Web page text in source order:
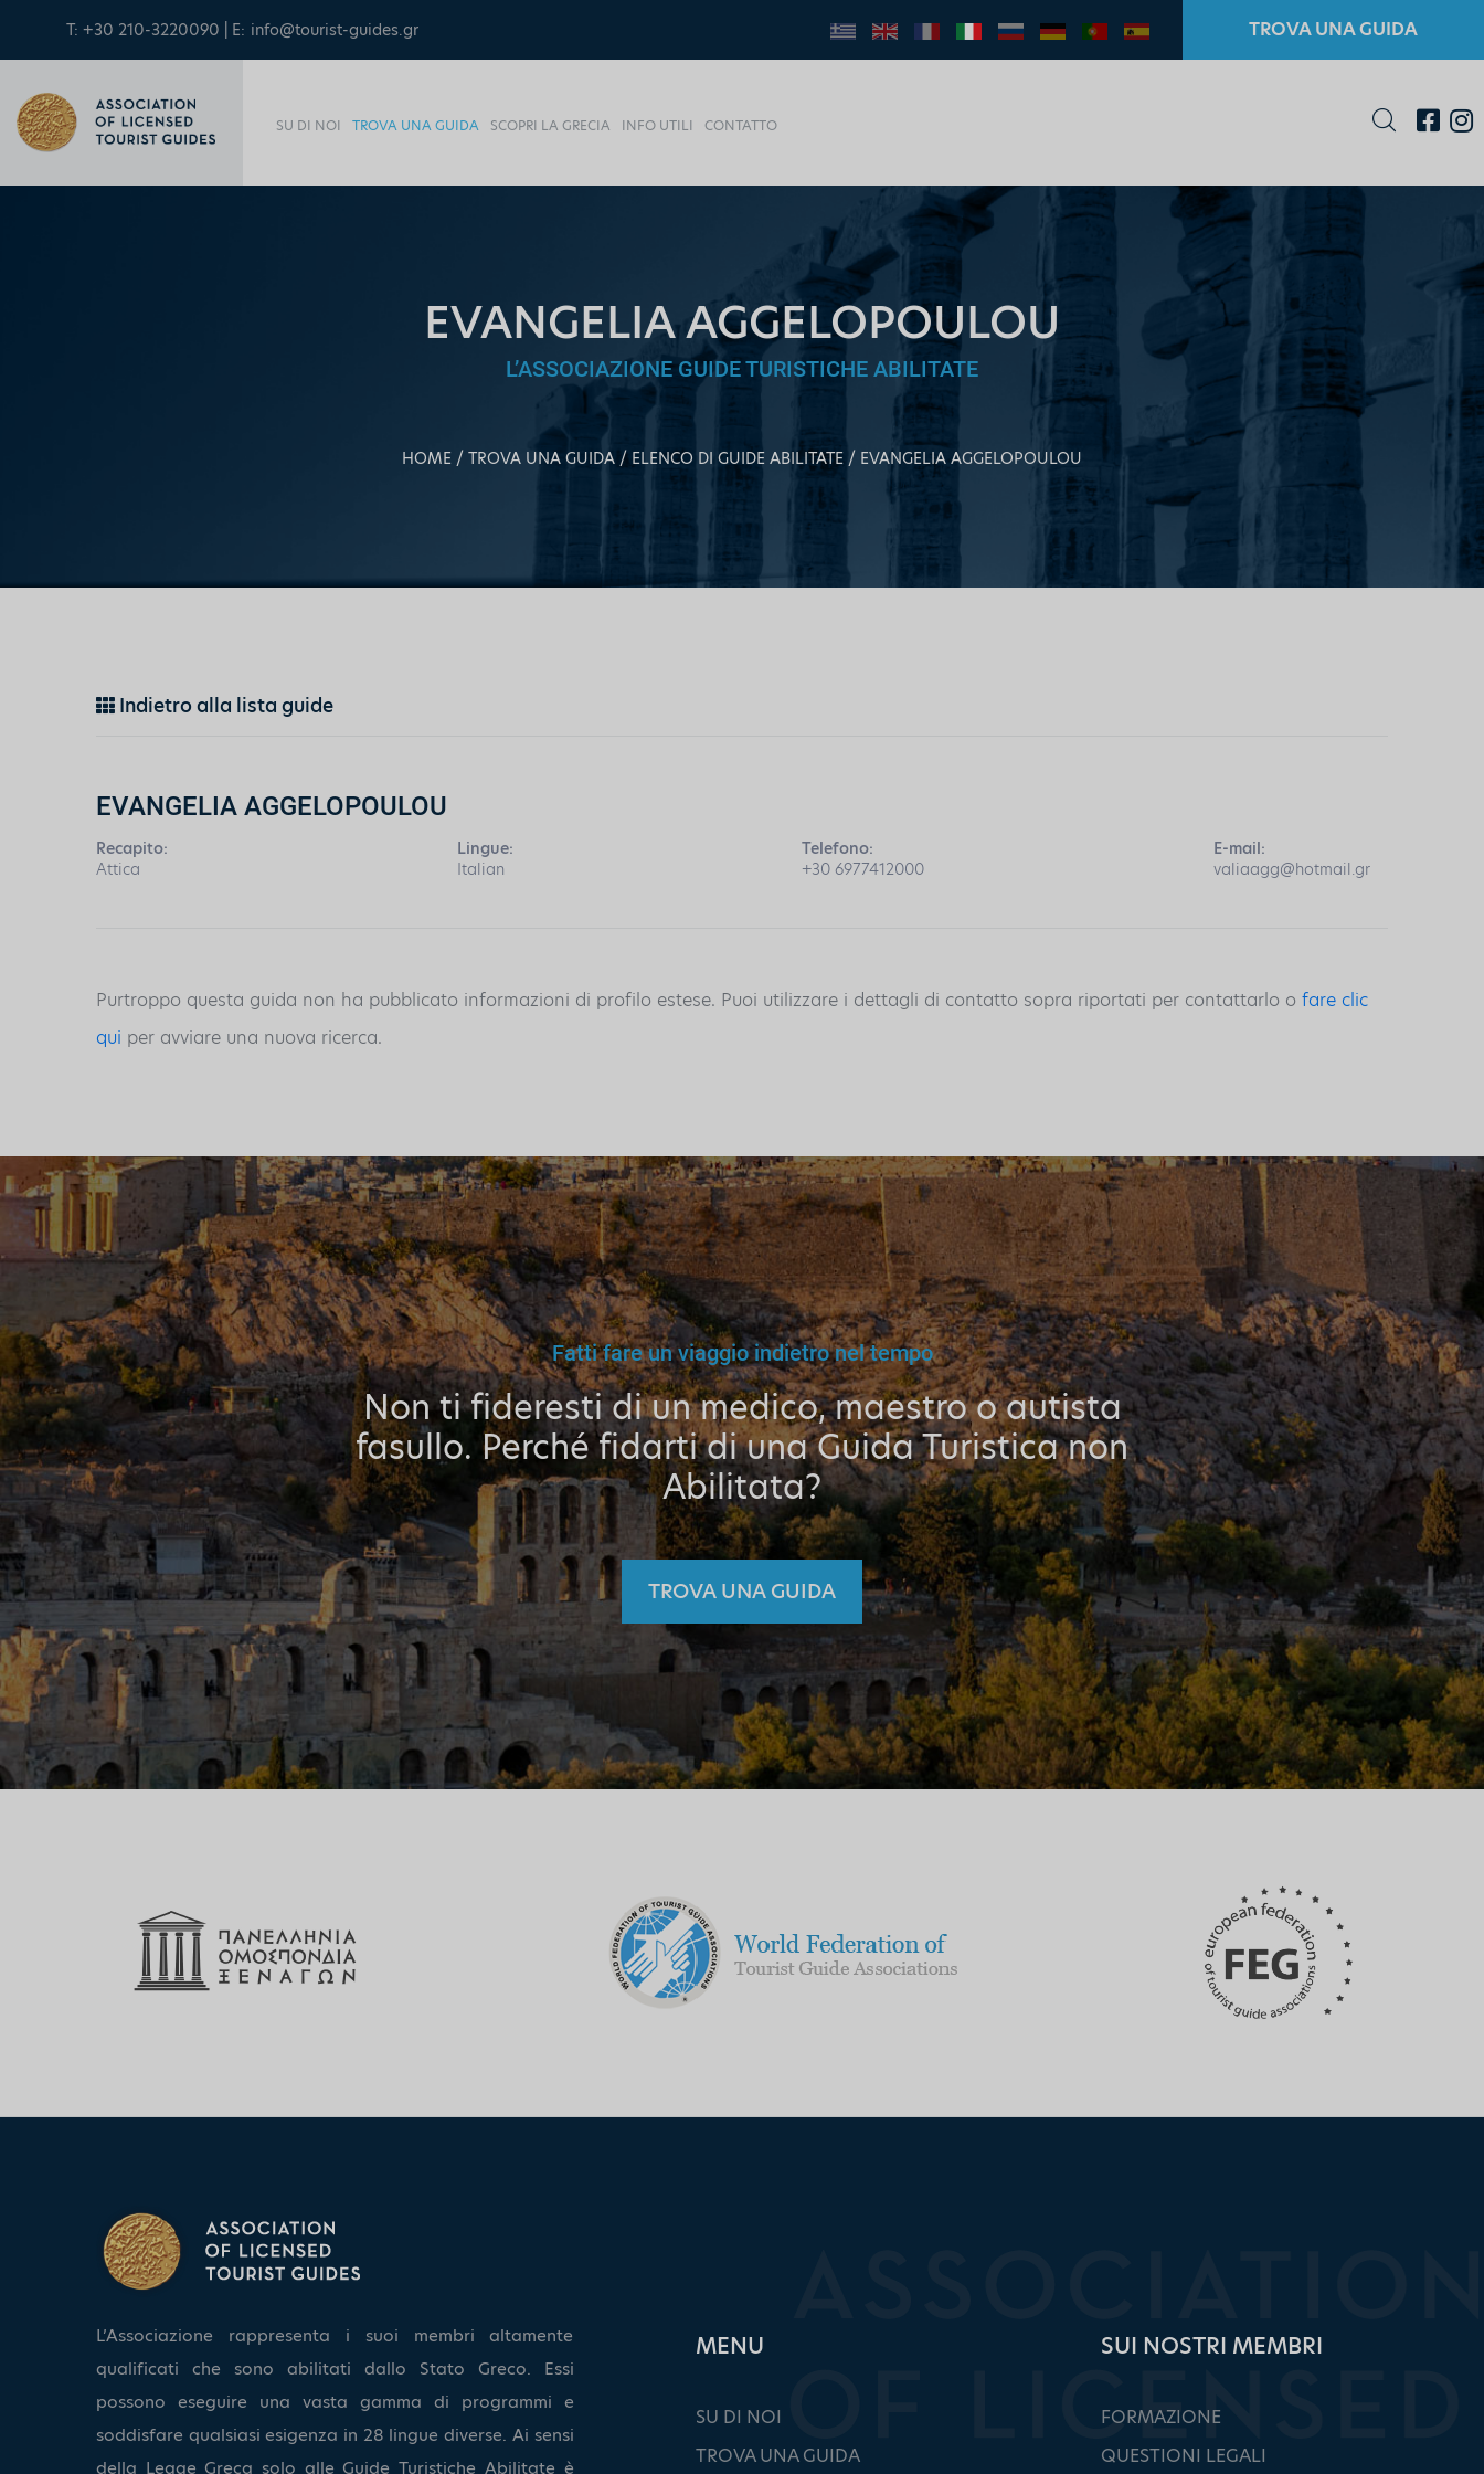
T: +30 210-3220090 | E: info@tourist-guides.gr TROVA UNA GUIDA
SU DI NOI TROVA UNA GUIDA SCOPRI LA GRECIA INFO UTILI CONTATTO
EVANGELIA AGGELOPOULOU
L’ASSOCIAZIONE GUIDE TURISTICHE ABILITATE
HOME TROVA UNA GUIDA ELENCO DI GUIDE ABILITATE EVANGELIA AGGELOPOULOU
Indietro alla lista guide
EVANGELIA AGGELOPOULOU
Recapito:
Attica
Lingue:
Italian
Telefono:
+30 6977412000
E-mail:
valiaagg@hotmail.gr
Purtroppo questa guida non ha pubblicato informazioni di profilo estese. Puoi utilizzare i dettagli di contatto sopra riportati per contattarlo o fare clic
qui per avviare una nuova ricerca.
Fatti fare un viaggio indietro nel tempo
Non ti fideresti di un medico, maestro o autista
fasullo. Perché fidarti di una Guida Turistica non
Abilitata?
TROVA UNA GUIDA
L’Associazione rappresenta i suoi membri altamente
qualificati che sono abilitati dallo Stato Greco. Essi
possono eseguire una vasta gamma di programmi e
soddisfare qualsiasi esigenza in 28 lingue diverse. Ai sensi
della Legge Greca solo alle Guide Turistiche Abilitate è
ΜΕΝU
SU DI NOI
TROVA UNA GUIDA
SUI NOSTRI MEMBRI
FORMAZIONE
QUESTIONI LEGALI